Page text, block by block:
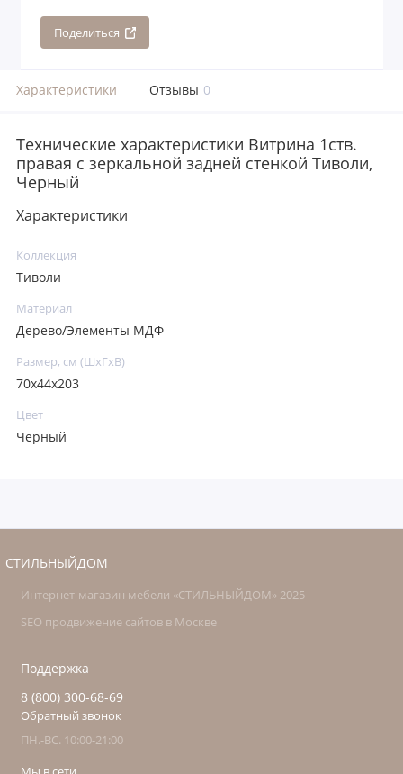
Поделиться
Характеристики Отзывы 0
Технические характеристики Витрина 1ств.
правая с зеркальной задней стенкой Тиволи,
Черный
Характеристики
Коллекция
Тиволи
Материал
Дерево/Элементы МДФ
Размер, см (ШхГхВ)
70x44x203
Цвет
Черный
СТИЛЬНЫЙДОМ
Интернет-магазин мебели «СТИЛЬНЫЙДОМ» 2025
SEO продвижение сайтов в Москве
Поддержка
8 (800) 300-68-69
Обратный звонок
ПН.-ВС. 10:00-21:00